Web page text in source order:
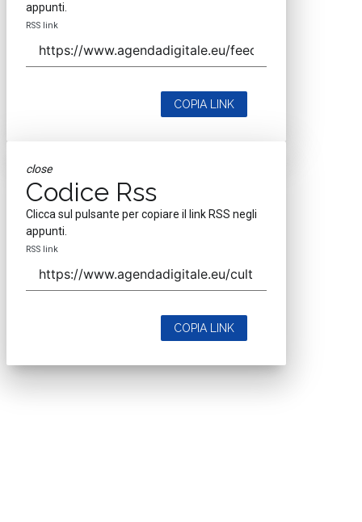
appunti.
RSS link
COPIA LINK
close
Codice Rss
Clicca sul pulsante per copiare il link RSS negli
appunti.
RSS link
COPIA LINK